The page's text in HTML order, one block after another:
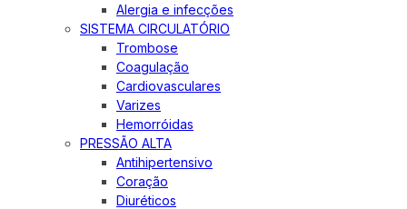
Alergia e infecções
SISTEMA CIRCULATÓRIO
Trombose
Coagulação
Cardiovasculares
Varizes
Hemorróidas
PRESSÃO ALTA
Antihipertensivo
Coração
Diuréticos